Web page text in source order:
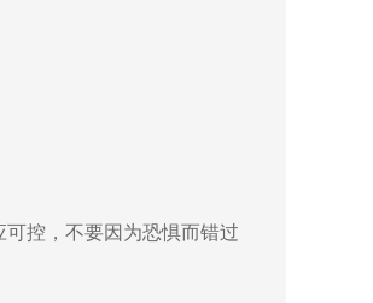
控，不要因为恐惧而错过